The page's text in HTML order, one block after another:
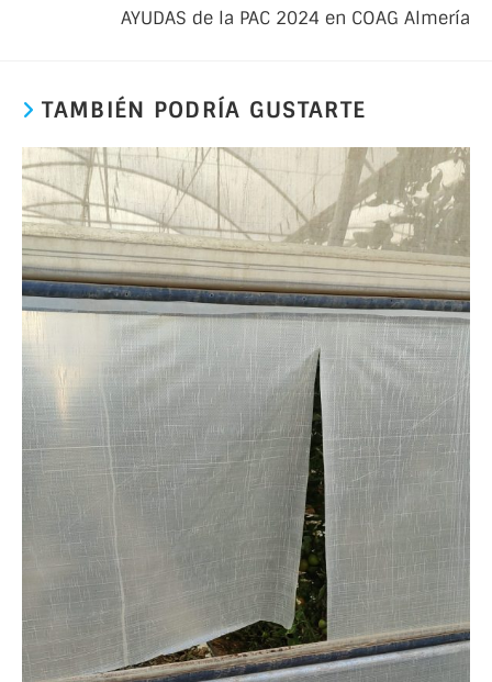
AYUDAS de la PAC 2024 en COAG Almería
TAMBIÉN PODRÍA GUSTARTE